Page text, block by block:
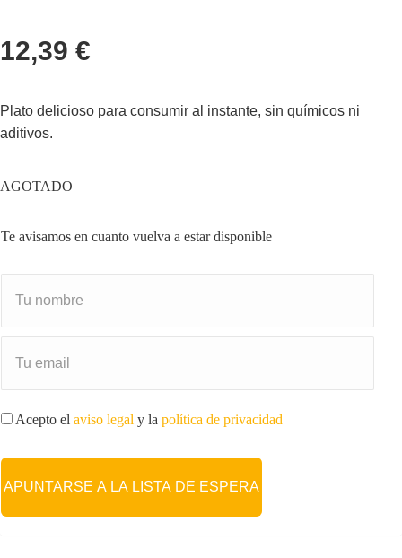
12,39 €
Plato delicioso para consumir al instante, sin químicos ni
aditivos.
AGOTADO
Te avisamos en cuanto vuelva a estar disponible
Acepto el aviso legal y la política de privacidad